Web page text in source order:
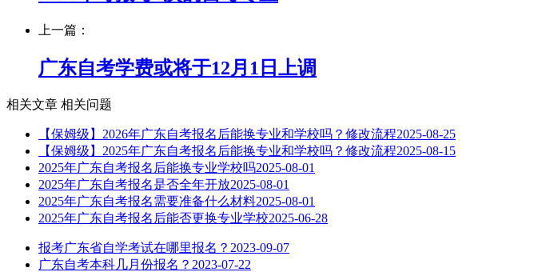
上一篇：
广东自考学费或将于12月1日上调
相关文章 相关问题
【保姆级】2026年广东自考报名后能换专业和学校吗？修改流程2025-08-25
【保姆级】2025年广东自考报名后能换专业和学校吗？修改流程2025-08-15
2025年广东自考报名后能换专业学校吗2025-08-01
2025年广东自考报名是否全年开放2025-08-01
2025年广东自考报名需要准备什么材料2025-08-01
2025年广东自考报名后能否更换专业学校2025-06-28
报考广东省自学考试在哪里报名？ 2023-09-07
广东自考本科几月份报名？ 2023-07-22